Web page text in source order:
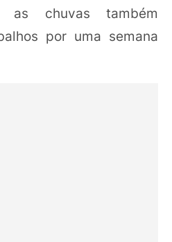
as chuvas também
por uma semana